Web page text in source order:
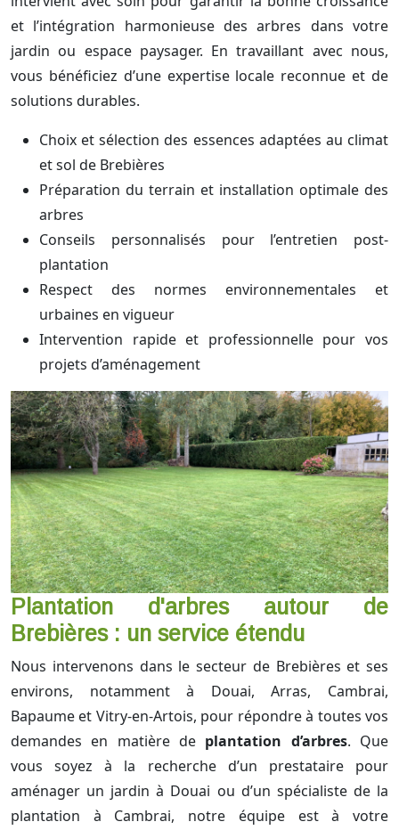
et l’intégration harmonieuse des arbres dans votre
jardin ou espace paysager. En travaillant avec nous,
vous bénéficiez d’une expertise locale reconnue et de
solutions durables.
Choix et sélection des essences adaptées au climat
et sol de Brebières
Préparation du terrain et installation optimale des
arbres
Conseils personnalisés pour l’entretien post-
plantation
Respect des normes environnementales et
urbaines en vigueur
Intervention rapide et professionnelle pour vos
projets d’aménagement
Plantation d'arbres autour de
Brebières : un service étendu
Nous intervenons dans le secteur de Brebières et ses
environs, notamment à Douai, Arras, Cambrai,
Bapaume et Vitry-en-Artois, pour répondre à toutes vos
demandes en matière de plantation d’arbres. Que
vous soyez à la recherche d’un prestataire pour
aménager un jardin à Douai ou d’un spécialiste de la
plantation à Cambrai, notre équipe est à votre